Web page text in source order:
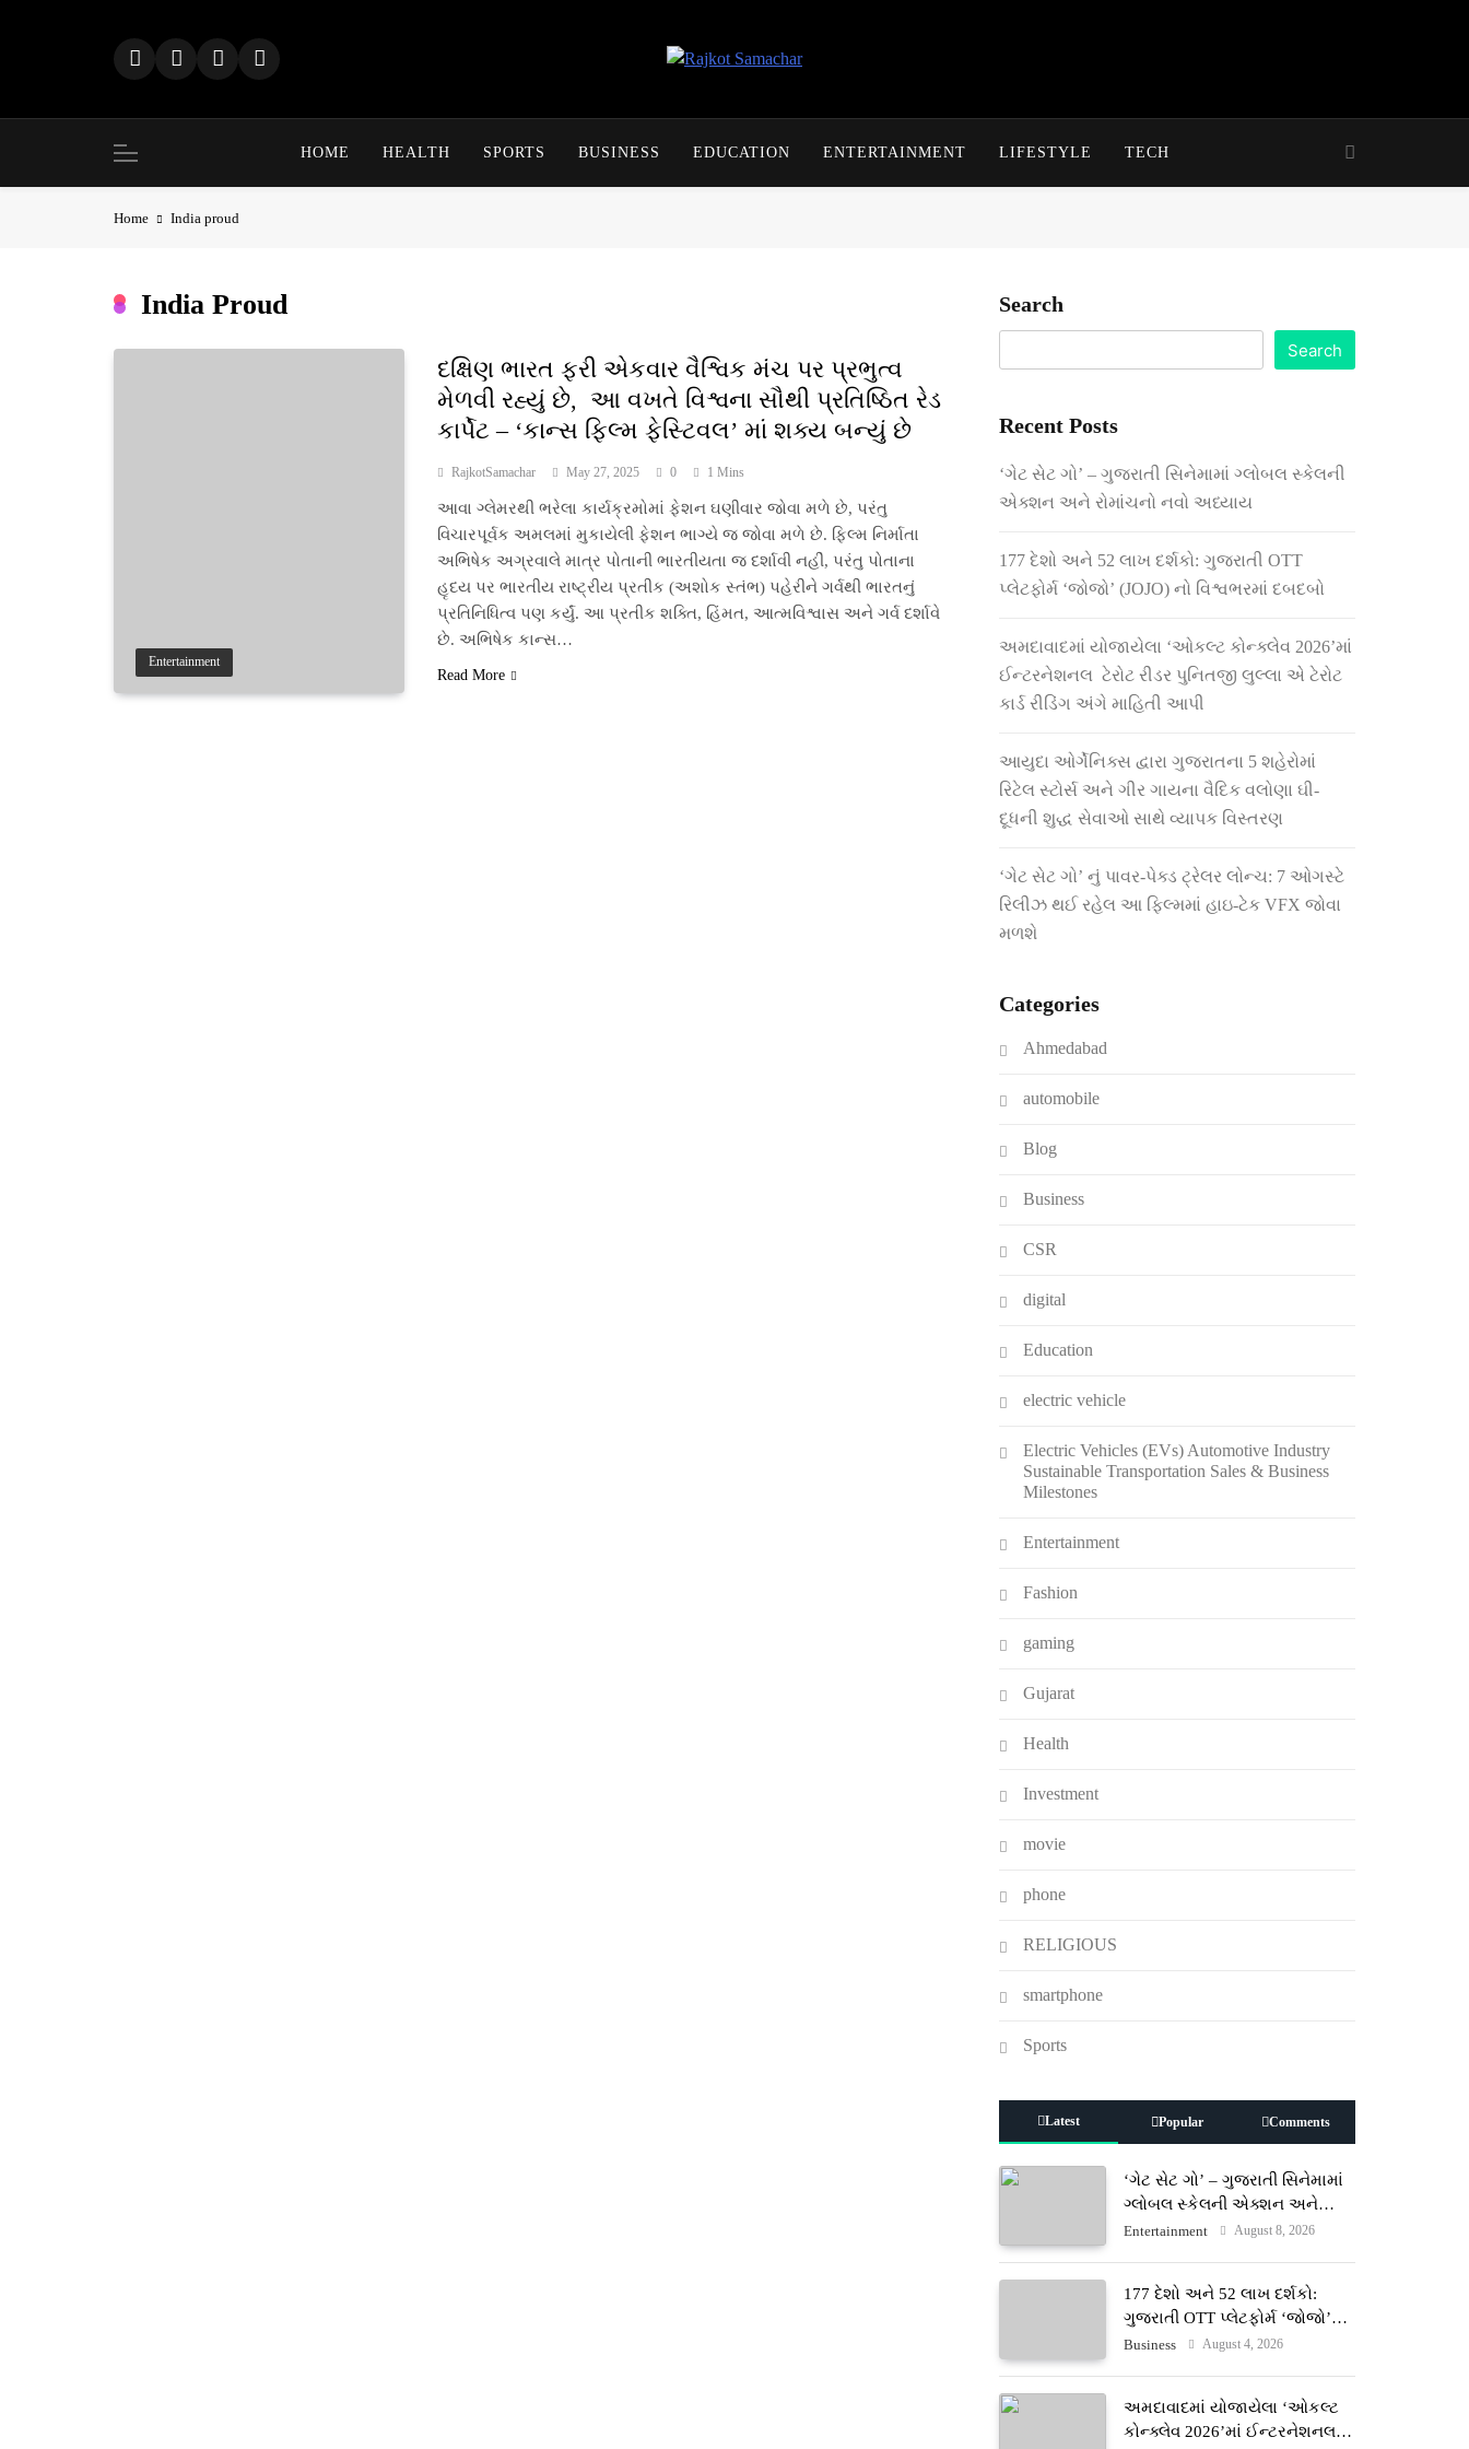
HOME HEALTH SPORTS BUSINESS EDUCATION ENTERTAINMENT LIFESTYLE TECH
Home India proud
India Proud
Entertainment
દક્ષિણ ભારત ફરી એકવાર વૈશ્વિક મંચ પર પ્રભુત્વ
મેળવી રહ્યું છે, આ વખતે વિશ્વના સૌથી પ્રતિષ્ઠિત રેડ
કાર્પેટ – ‘કાન્સ ફિલ્મ ફેસ્ટિવલ’ માં શક્ય બન્યું છે
RajkotSamachar May 27, 2025 0 1 Mins
આવા ગ્લેમરથી ભરેલા કાર્યક્રમોમાં ફેશન ઘણીવાર જોવા મળે છે, પરંતુ
વિચારપૂર્વક અમલમાં મુકાયેલી ફેશન ભાગ્યે જ જોવા મળે છે. ફિલ્મ નિર્માતા
અભિષેક અગ્રવાલે માત્ર પોતાની ભારતીયતા જ દર્શાવી નહીં, પરંતુ પોતાના
હૃદય પર ભારતીય રાષ્ટ્રીય પ્રતીક (અશોક સ્તંભ) પહેરીને ગર્વથી ભારતનું
પ્રતિનિધિત્વ પણ કર્યું. આ પ્રતીક શક્તિ, હિંમત, આત્મવિશ્વાસ અને ગર્વ દર્શાવે
છે. અભિષેક કાન્સ…
Read More
Search
Search
Recent Posts
‘ગેટ સેટ ગો’ – ગુજરાતી સિનેમામાં ગ્લોબલ સ્કેલની
એક્શન અને રોમાંચનો નવો અધ્યાય
177 દેશો અને 52 લાખ દર્શકો: ગુજરાતી OTT
પ્લેટફોર્મ ‘જોજો’ (JOJO) નો વિશ્વભરમાં દબદબો
અમદાવાદમાં યોજાયેલા ‘ઓકલ્ટ કોન્ક્લેવ 2026’માં
ઈન્ટરનેશનલ ટેરોટ રીડર પુનિતજી લુલ્લા એ ટેરોટ
કાર્ડ રીડિંગ અંગે માહિતી આપી
આયુદા ઓર્ગેનિક્સ દ્વારા ગુજરાતના 5 શહેરોમાં
રિટેલ સ્ટોર્સ અને ગીર ગાયના વૈદિક વલોણા ઘી-
દૂધની શુદ્ધ સેવાઓ સાથે વ્યાપક વિસ્તરણ
‘ગેટ સેટ ગો’ નું પાવર-પેક્ડ ટ્રેલર લોન્ચ: 7 ઓગસ્ટે
રિલીઝ થઈ રહેલ આ ફિલ્મમાં હાઇ-ટેક VFX જોવા
મળશે
Categories
Ahmedabad
automobile
Blog
Business
CSR
digital
Education
electric vehicle
Electric Vehicles (EVs) Automotive Industry
Sustainable Transportation Sales & Business
Milestones
Entertainment
Fashion
gaming
Gujarat
Health
Investment
movie
phone
RELIGIOUS
smartphone
Sports
Latest Popular Comments
‘ગેટ સેટ ગો’ – ગુજરાતી સિનેમામાં
ગ્લોબલ સ્કેલની એક્શન અને
રોમાંચનો નવો અધ્યાય
Entertainment August 8, 2026
177 દેશો અને 52 લાખ દર્શકો:
ગુજરાતી OTT પ્લેટફોર્મ ‘જોજો’
(JOJO) નો વિશ્વભરમાં દબદબો
Business August 4, 2026
અમદાવાદમાં યોજાયેલા ‘ઓકલ્ટ
કોન્ક્લેવ 2026’માં ઈન્ટરનેશનલ